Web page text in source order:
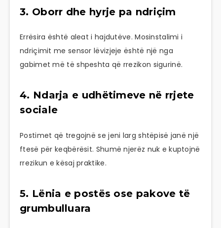
3. Oborr dhe hyrje pa ndriçim
Errësira është aleat i hajdutëve. Mosinstalimi i
ndriçimit me sensor lëvizjeje është një nga
gabimet më të shpeshta që rrezikon sigurinë.
4. Ndarja e udhëtimeve në rrjete
sociale
Postimet që tregojnë se jeni larg shtëpisë janë një
ftesë për keqbërësit. Shumë njerëz nuk e kuptojnë
rrezikun e kësaj praktike.
5. Lënia e postës ose pakove të
grumbulluara